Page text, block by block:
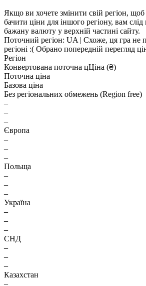
Якщо ви хочете змінити свій регіон,
бачити ціни для іншого регіону, вам слід
бажану валюту у верхній частині сайту.
Поточний регіон: UA | Схоже, ця гра не
регіоні :( Обрано попередній перегляд
Регіон
Конвертована поточна цЦіна (₴)
Поточна ціна
Базова ціна
Без регіональних обмежень (Region free)
–
–
–
Європа
–
–
–
Польща
–
–
–
Україна
–
–
–
СНД
–
–
–
Казахстан
–